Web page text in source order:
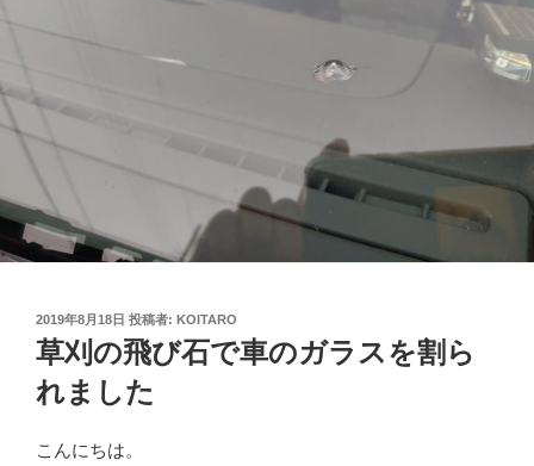
投
稿
日:
2019年8月18日 投稿者: KOITARO
草刈の飛び石で車のガラスを割ら
れました
こんにちは。